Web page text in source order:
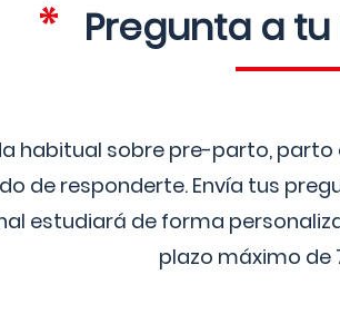
Pregunta a
habitual sobre pre-parto,
de responderte. Envía tus
estudiará de forma
plazo máximo de